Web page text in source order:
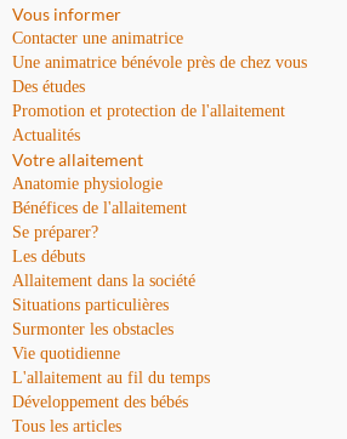
Vous informer
Contacter une animatrice
Une animatrice bénévole près de chez vous
Des études
Promotion et protection de l'allaitement
Actualités
Votre allaitement
Anatomie physiologie
Bénéfices de l'allaitement
Se préparer?
Les débuts
Allaitement dans la société
Situations particulières
Surmonter les obstacles
Vie quotidienne
L'allaitement au fil du temps
Développement des bébés
Tous les articles